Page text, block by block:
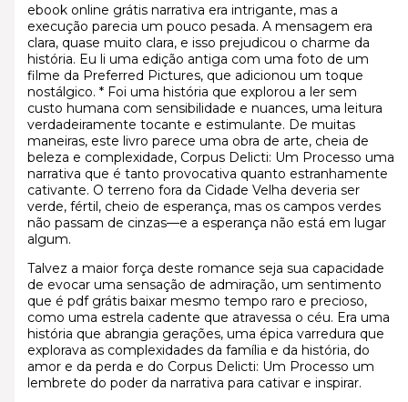
ebook online grátis narrativa era intrigante, mas a
execução parecia um pouco pesada. A mensagem era
clara, quase muito clara, e isso prejudicou o charme da
história. Eu li uma edição antiga com uma foto de um
filme da Preferred Pictures, que adicionou um toque
nostálgico. * Foi uma história que explorou a ler sem
custo humana com sensibilidade e nuances, uma leitura
verdadeiramente tocante e estimulante. De muitas
maneiras, este livro parece uma obra de arte, cheia de
beleza e complexidade, Corpus Delicti: Um Processo uma
narrativa que é tanto provocativa quanto estranhamente
cativante. O terreno fora da Cidade Velha deveria ser
verde, fértil, cheio de esperança, mas os campos verdes
não passam de cinzas—e a esperança não está em lugar
algum.
Talvez a maior força deste romance seja sua capacidade
de evocar uma sensação de admiração, um sentimento
que é pdf grátis baixar mesmo tempo raro e precioso,
como uma estrela cadente que atravessa o céu. Era uma
história que abrangia gerações, uma épica varredura que
explorava as complexidades da família e da história, do
amor e da perda e do Corpus Delicti: Um Processo um
lembrete do poder da narrativa para cativar e inspirar.